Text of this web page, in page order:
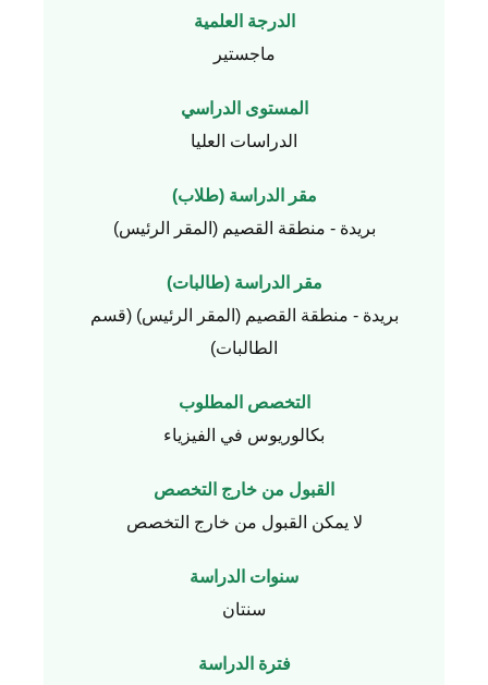
الدرجة العلمية
ماجستير
المستوى الدراسي
الدراسات العليا
مقر الدراسة (طلاب)
بريدة - منطقة القصيم (المقر الرئيس)
مقر الدراسة (طالبات)
بريدة - منطقة القصيم (المقر الرئيس) (قسم
الطالبات)
التخصص المطلوب
بكالوريوس في الفيزياء
القبول من خارج التخصص
لا يمكن القبول من خارج التخصص
سنوات الدراسة
سنتان
فترة الدراسة